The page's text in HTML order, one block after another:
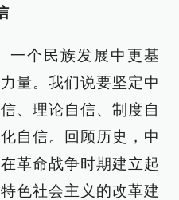
一个民族发展中更基
量。我们说要坚定中
、理论自信、制度自
自信。回顾历史，中
革命战争时期建立起
色社会主义的改革建